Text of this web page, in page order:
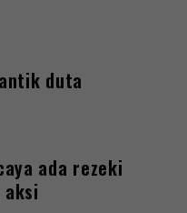
duta
ada rezeki